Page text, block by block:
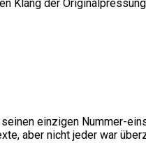
der
seinen einzigen Nummer-
aber nicht jeder war